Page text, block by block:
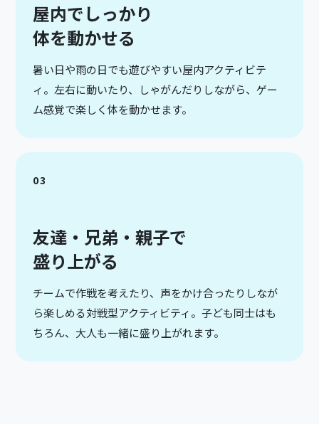
屋内でしっかり
体を動かせる
暑い日や雨の日でも遊びやすい屋内アクティビテ
ィ。左右に動いたり、しゃがんだりしながら、ゲー
ム感覚で楽しく体を動かせます。
03
友達・兄弟・親子で
盛り上がる
チームで作戦を考えたり、声をかけ合ったりしなが
ら楽しめる対戦型アクティビティ。子ども同士はも
ちろん、大人も一緒に盛り上がれます。